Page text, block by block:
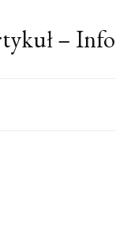
–